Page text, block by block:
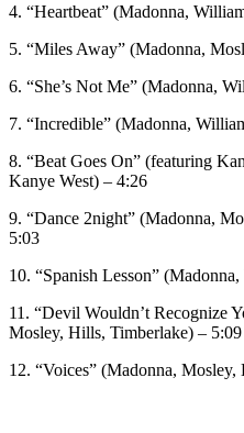
4. “Heartbeat” (Madonna,
5. “Miles Away” (Madonna,
6. “She’s Not Me” (Madonna,
7. “Incredible” (Madonna,
8. “Beat Goes On” (featuring
Kanye West) – 4:26
9. “Dance 2night” (Madonna,
5:03
10. “Spanish Lesson”
11. “Devil Wouldn’t Recognize
Mosley, Hills, Timberlake) – 5:09
12. “Voices” (Madonna,